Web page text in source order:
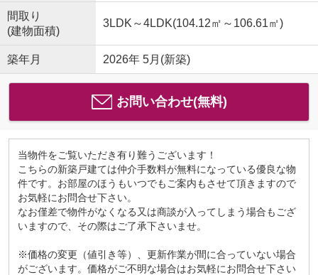
間取り
(建物面積)
3LDK～4LDK(104.12㎡～106.61㎡)
築年月 2026年 5月(新築)
お問い合わせ(無料)
当物件をご覧いただき有り難うございます！
こちらの新築戸建ては仲介手数料が無料になっている優良な物
件です。お部屋のほうもいつでもご案内もさせて頂きますので
お気軽にお問合せ下さい。
なお僅差で物件がなくなる又は商談が入ってしまう場合もござ
いますので、その際はご了承下さいませ。
※価格の変更（値引き等）、更新作業が間に合っていない場合
がございます。価格がご不明な場合はお気軽にお問合せ下さい